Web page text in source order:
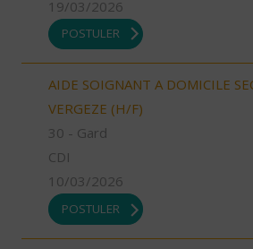
19/03/2026
POSTULER
AIDE SOIGNANT A DOMICILE
VERGEZE (H/F)
30 - Gard
CDI
10/03/2026
POSTULER